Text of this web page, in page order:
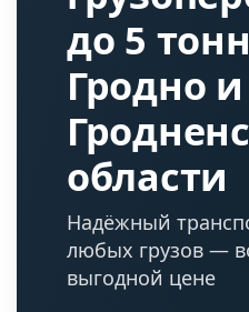
до 5
Гродно и
области
Надёжный
любых грузов —
выгодной цене